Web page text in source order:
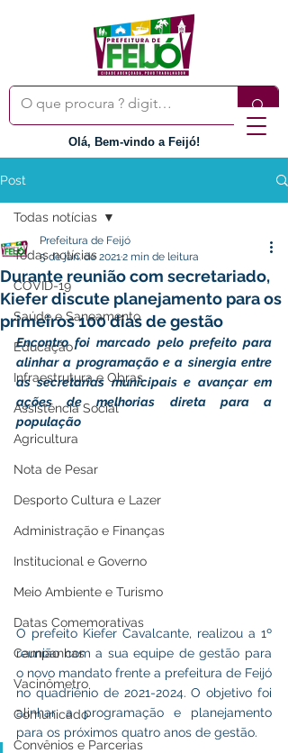
Olá, Bem-vindo a Feijó!
Post
Todas notícias
COVID-19
Saúde e Saneamento
Educação
Infraestrutura e Obras
Assistência Social
Agricultura
Nota de Pesar
Desporto Cultura e Lazer
Administração e Finanças
Institucional e Governo
Meio Ambiente e Turismo
Datas Comemorativas
Campanhas
Vacinômetro
Comunicado
Convênios e Parcerias
Todas notícias
Durante reunião com secretariado,
Kiefer discute planejamento para os
primeiros 100 dias de gestão
Prefeitura de Feijó
5 de jan. de 20212 min de leitura
Encontro foi marcado pelo prefeito para
alinhar a programação e a sinergia entre
as secretarias municipais e avançar em
ações de melhorias direta para a
população
O prefeito Kiefer Cavalcante, realizou a 1º
reunião com a sua equipe de gestão para
o novo mandato frente a prefeitura de Feijó
no quadriênio de 2021-2024. O objetivo foi
alinhar a programação e planejamento
para os próximos quatro anos de gestão.